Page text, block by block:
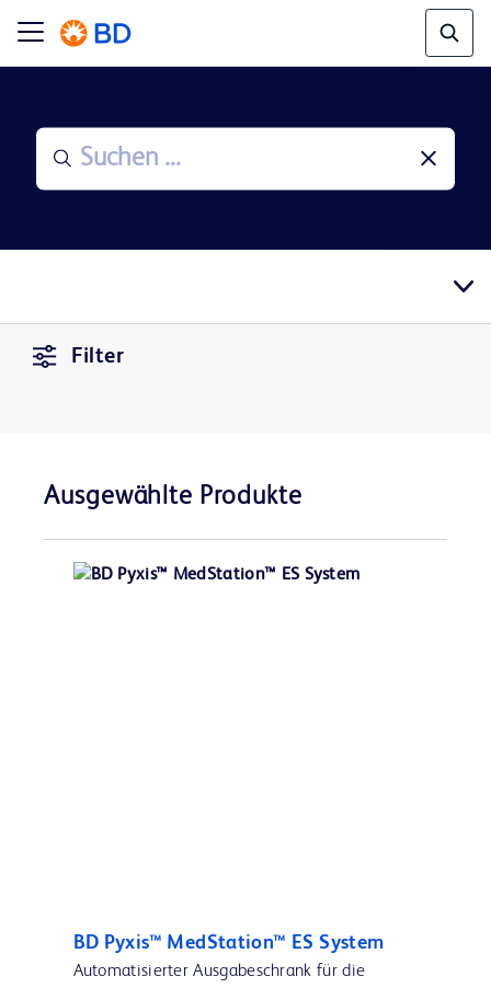
Filter
Ausgewählte Produkte
BD Pyxis™ MedStation™ ES System
Automatisierter Ausgabeschrank für die